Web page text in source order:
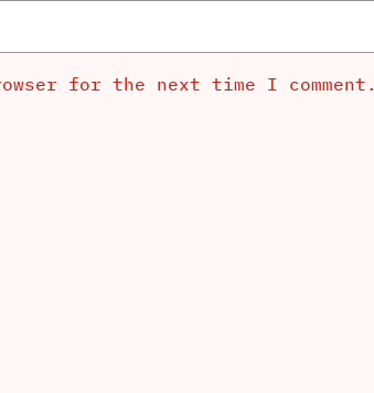
for the next time I comment.